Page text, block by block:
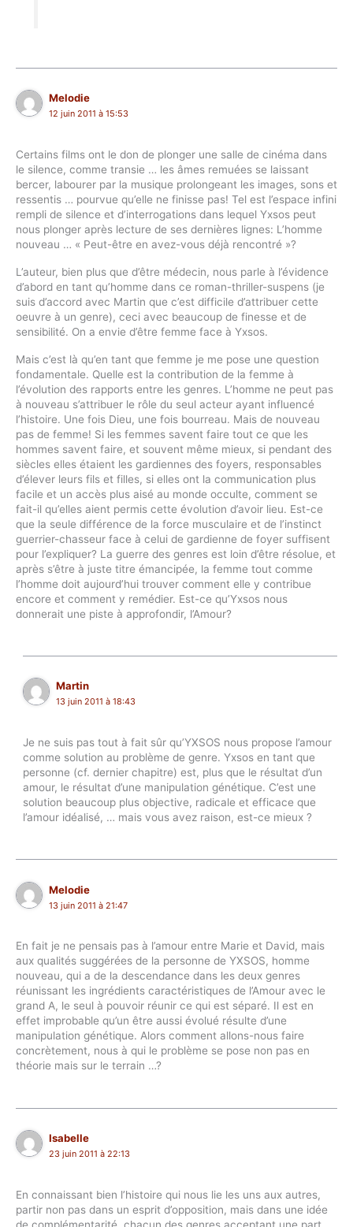
Melodie
12 juin 2011 à 15:53
Certains films ont le don de plonger une salle de cinéma dans
le silence, comme transie … les âmes remuées se laissant
bercer, labourer par la musique prolongeant les images, sons et
ressentis … pourvue qu’elle ne finisse pas! Tel est l’espace infini
rempli de silence et d’interrogations dans lequel Yxsos peut
nous plonger après lecture de ses dernières lignes: L’homme
nouveau … « Peut-être en avez-vous déjà rencontré »?
L’auteur, bien plus que d’être médecin, nous parle à l’évidence
d’abord en tant qu’homme dans ce roman-thriller-suspens (je
suis d’accord avec Martin que c’est difficile d’attribuer cette
oeuvre à un genre), ceci avec beaucoup de finesse et de
sensibilité. On a envie d’être femme face à Yxsos.
Mais c’est là qu’en tant que femme je me pose une question
fondamentale. Quelle est la contribution de la femme à
l’évolution des rapports entre les genres. L’homme ne peut pas
à nouveau s’attribuer le rôle du seul acteur ayant influencé
l’histoire. Une fois Dieu, une fois bourreau. Mais de nouveau
pas de femme! Si les femmes savent faire tout ce que les
hommes savent faire, et souvent même mieux, si pendant des
siècles elles étaient les gardiennes des foyers, responsables
d’élever leurs fils et filles, si elles ont la communication plus
facile et un accès plus aisé au monde occulte, comment se
fait-il qu’elles aient permis cette évolution d’avoir lieu. Est-ce
que la seule différence de la force musculaire et de l’instinct
guerrier-chasseur face à celui de gardienne de foyer suffisent
pour l’expliquer? La guerre des genres est loin d’être résolue, et
après s’être à juste titre émancipée, la femme tout comme
l’homme doit aujourd’hui trouver comment elle y contribue
encore et comment y remédier. Est-ce qu’Yxsos nous
donnerait une piste à approfondir, l’Amour?
Martin
13 juin 2011 à 18:43
Je ne suis pas tout à fait sûr qu’YXSOS nous propose l’amour
comme solution au problème de genre. Yxsos en tant que
personne (cf. dernier chapitre) est, plus que le résultat d’un
amour, le résultat d’une manipulation génétique. C’est une
solution beaucoup plus objective, radicale et efficace que
l’amour idéalisé, … mais vous avez raison, est-ce mieux ?
Melodie
13 juin 2011 à 21:47
En fait je ne pensais pas à l’amour entre Marie et David, mais
aux qualités suggérées de la personne de YXSOS, homme
nouveau, qui a de la descendance dans les deux genres
réunissant les ingrédients caractéristiques de l’Amour avec le
grand A, le seul à pouvoir réunir ce qui est séparé. Il est en
effet improbable qu’un être aussi évolué résulte d’une
manipulation génétique. Alors comment allons-nous faire
concrètement, nous à qui le problème se pose non pas en
théorie mais sur le terrain …?
Isabelle
23 juin 2011 à 22:13
En connaissant bien l’histoire qui nous lie les uns aux autres,
partir non pas dans un esprit d’opposition, mais dans une idée